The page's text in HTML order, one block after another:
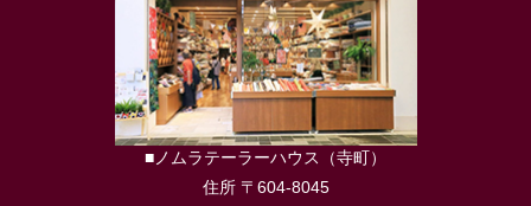
■ノムラテーラーハウス（寺町）
住所 〒604-8045